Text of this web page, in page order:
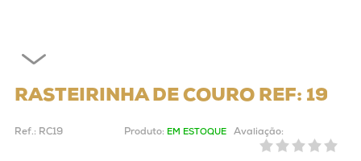
RASTEIRINHA DE COURO REF: 19
Ref.: RC19 Produto: EM ESTOQUE Avaliação: